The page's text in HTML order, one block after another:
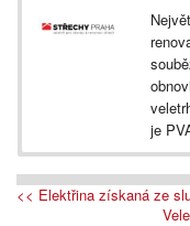
je
<< Elektřina získaná ze